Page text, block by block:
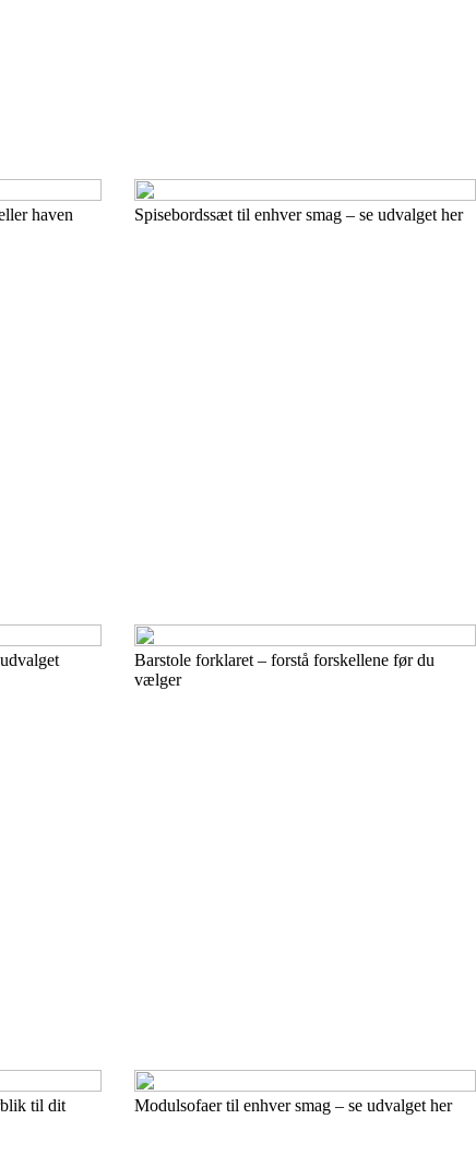
haven Spisebordssæt til enhver smag – se udvalget her
Barstole forklaret – forstå forskellene før du
vælger
til dit
Modulsofaer til enhver smag – se udvalget her